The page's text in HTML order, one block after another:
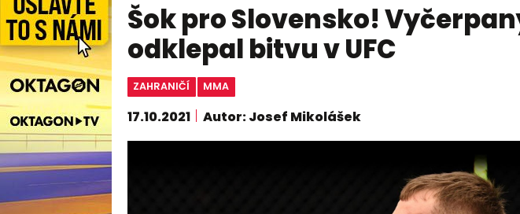
Šok pro Slovensko!
odklepal bitvu v UFC
ZAHRANIČÍ MMA
17.10.2021 Autor: Josef Mikolášek